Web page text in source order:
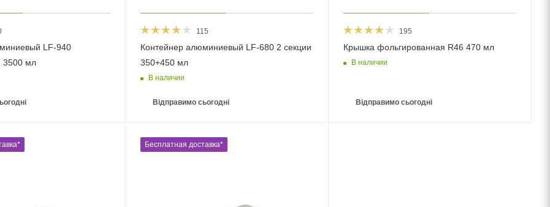
LF-940
3500 мл
115
Контейнер алюминиевый LF-680 2 секции
350+450 мл
В наличии
Відправимо сьогодні
195
Крышка фольгированная R46 470 мл
В наличии
Відправимо сьогодні
Бесплатная доставка*